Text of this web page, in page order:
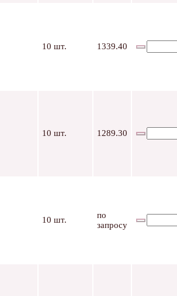
10 шт. 1339.40
10 шт. 1289.30
10 шт.
по
запросу